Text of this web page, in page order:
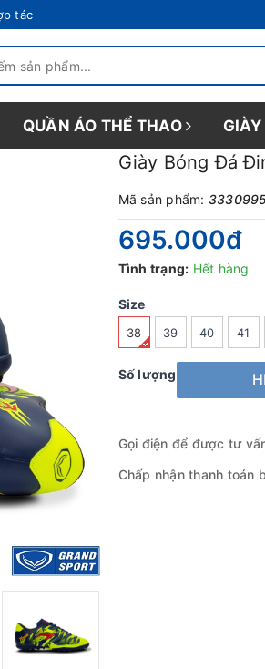
tác
QUẦN ÁO THỂ THAO
Giày Bóng Đá
Mã sản phẩm:
695.000₫
Tình trạng: Hết hàng
Size
38 39 40 41
Số lượng
Gọi điện để được tư
Chấp nhận thanh toán